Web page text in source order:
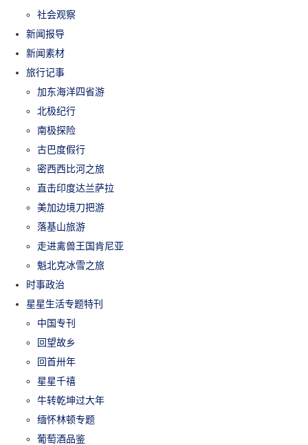
社会观察
新闻报导
新闻素材
旅行记事
加东海洋四省游
北极纪行
南极探险
古巴度假行
密西西比河之旅
直击印度达兰萨拉
美加边境刀把游
落基山旅游
走进禽兽王国肯尼亚
魁北克冰雪之旅
时事政治
星星生活专题特刊
中国专刊
回望故乡
回首卅年
星星千禧
牛转乾坤过大年
缅怀林顿专题
葡萄酒品鉴